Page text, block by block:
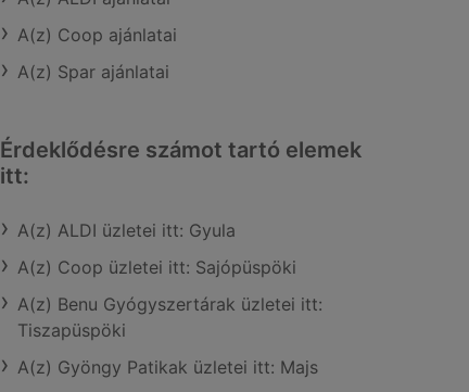
A(z) Coop ajánlatai
A(z) Spar ajánlatai
Érdeklődésre számot tartó elemek
itt:
A(z) ALDI üzletei itt: Gyula
A(z) Coop üzletei itt: Sajópüspöki
A(z) Benu Gyógyszertárak üzletei itt:
Tiszapüspöki
A(z) Gyöngy Patikak üzletei itt: Majs